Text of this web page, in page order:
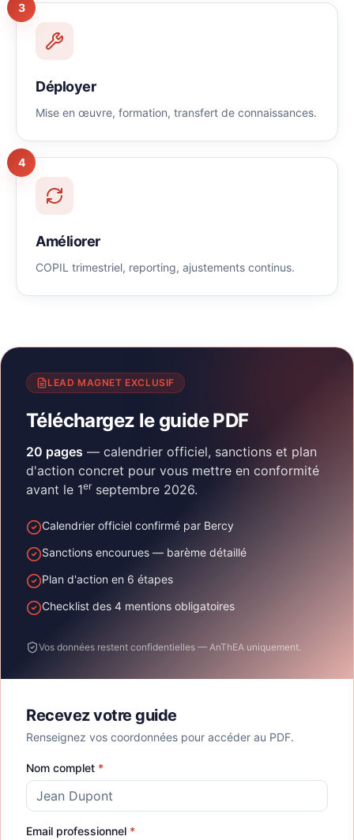
3
Déployer
Mise en œuvre, formation, transfert de connaissances.
4
Améliorer
COPIL trimestriel, reporting, ajustements continus.
LEAD MAGNET EXCLUSIF
Téléchargez le guide PDF
20 pages — calendrier officiel, sanctions et plan
d'action concret pour vous mettre en conformité
avant le 1er septembre 2026.
Calendrier officiel confirmé par Bercy
Sanctions encourues — barème détaillé
Plan d'action en 6 étapes
Checklist des 4 mentions obligatoires
Vos données restent confidentielles — AnThEA uniquement.
Recevez votre guide
Renseignez vos coordonnées pour accéder au PDF.
Nom complet *
Email professionnel *